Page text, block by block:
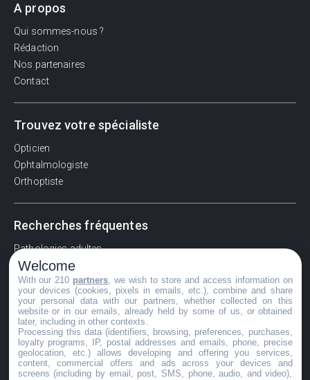
A propos
Qui sommes-nous ?
Rédaction
Nos partenaires
Contact
Trouvez votre spécialiste
Opticien
Ophtalmologiste
Orthoptiste
Recherches fréquentes
Pathologies adultes
Signes d'une urgence ophtalmologique
La vision
Acuité visuelle
Myosis / mydriase
Œdème oculaire
Welcome
With our 210 partners , we wish to store and access information on
your devices (cookies, pixels in emails, etc.), combine and share
your personal data with our partners, whether collected on this
website or in our emails, already held by some of us, or obtained
later, including in other contexts.
Processing this data (identifiers, browsing, preferences, purchases,
loyalty programs, IP, postal addresses and emails, phone, precise
geolocation, etc.) allows developing and offering you services,
content, commercial offers and ads across your devices and
screens (including by email, post, SMS, phone, audio, and video),